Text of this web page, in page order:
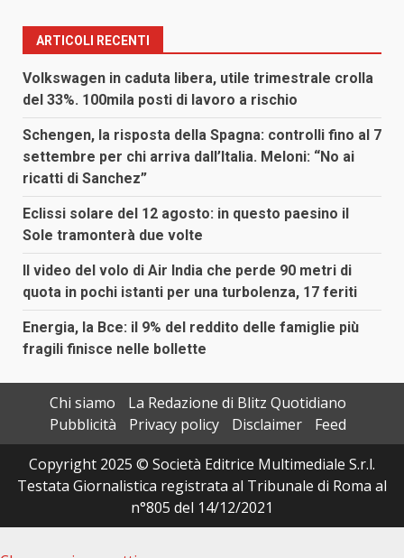
ARTICOLI RECENTI
Volkswagen in caduta libera, utile trimestrale crolla
del 33%. 100mila posti di lavoro a rischio
Schengen, la risposta della Spagna: controlli fino al 7
settembre per chi arriva dall’Italia. Meloni: “No ai
ricatti di Sanchez”
Eclissi solare del 12 agosto: in questo paesino il
Sole tramonterà due volte
Il video del volo di Air India che perde 90 metri di
quota in pochi istanti per una turbolenza, 17 feriti
Energia, la Bce: il 9% del reddito delle famiglie più
fragili finisce nelle bollette
Chi siamo
La Redazione di Blitz Quotidiano
Pubblicità
Privacy policy Disclaimer
Feed
Copyright 2025 © Società Editrice Multimediale S.r.l.
Testata Giornalistica registrata al Tribunale di Roma al
n°805 del 14/12/2021